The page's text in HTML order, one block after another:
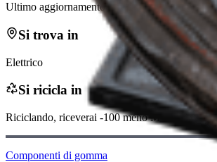
Ultimo aggiornamento:Feb 24, 2026
Si trova in
Elettrico
Si ricicla in
Riciclando, riceverai -100 meno Monete Raider
Componenti di gomma